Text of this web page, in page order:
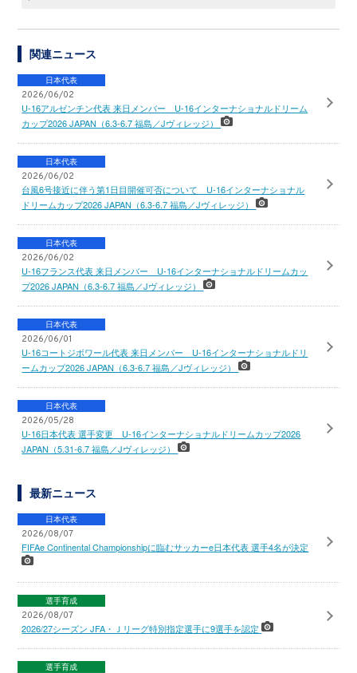
関連ニュース
日本代表
2026/06/02
U-16アルゼンチン代表 来日メンバー U-16インターナショナルドリーム
カップ2026 JAPAN（6.3-6.7 福島／Jヴィレッジ）
日本代表
2026/06/02
台風6号接近に伴う第1日目開催可否について U-16インターナショナル
ドリームカップ2026 JAPAN（6.3-6.7 福島／Jヴィレッジ）
日本代表
2026/06/02
U-16フランス代表 来日メンバー U-16インターナショナルドリームカッ
プ2026 JAPAN（6.3-6.7 福島／Jヴィレッジ）
日本代表
2026/06/01
U-16コートジボワール代表 来日メンバー U-16インターナショナルドリ
ームカップ2026 JAPAN（6.3-6.7 福島／Jヴィレッジ）
日本代表
2026/05/28
U-16日本代表 選手変更 U-16インターナショナルドリームカップ2026
JAPAN（5.31-6.7 福島／Jヴィレッジ）
最新ニュース
日本代表
2026/08/07
FIFAe Continental Championshipに臨むサッカーe日本代表 選手4名が決定
選手育成
2026/08/07
2026/27シーズン JFA・Ｊリーグ特別指定選手に9選手を認定
選手育成